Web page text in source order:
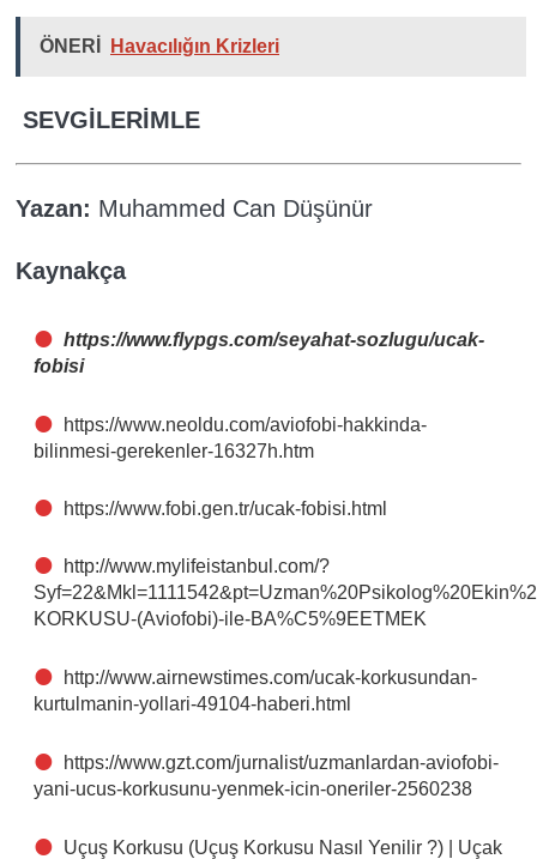
ÖNERİ Havacılığın Krizleri
SEVGİLERİMLE
Yazan: Muhammed Can Düşünür
Kaynakça
https://www.flypgs.com/seyahat-sozlugu/ucak-
fobisi
https://www.neoldu.com/aviofobi-hakkinda-
bilinmesi-gerekenler-16327h.htm
https://www.fobi.gen.tr/ucak-fobisi.html
http://www.mylifeistanbul.com/?
KORKUSU-(Aviofobi)-ile-BA%C5%9EETMEK
http://www.airnewstimes.com/ucak-korkusundan-
kurtulmanin-yollari-49104-haberi.html
https://www.gzt.com/jurnalist/uzmanlardan-aviofobi-
yani-ucus-korkusunu-yenmek-icin-oneriler-2560238
Uçuş Korkusu (Uçuş Korkusu Nasıl Yenilir ?) | Uçak